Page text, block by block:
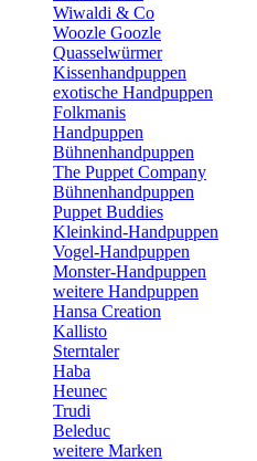
Wiwaldi & Co
Woozle Goozle
Quasselwürmer
Kissenhandpuppen
exotische Handpuppen
Folkmanis
Handpuppen
Bühnenhandpuppen
The Puppet Company
Bühnenhandpuppen
Puppet Buddies
Kleinkind-Handpuppen
Vogel-Handpuppen
Monster-Handpuppen
weitere Handpuppen
Hansa Creation
Kallisto
Sterntaler
Haba
Heunec
Trudi
Beleduc
weitere Marken